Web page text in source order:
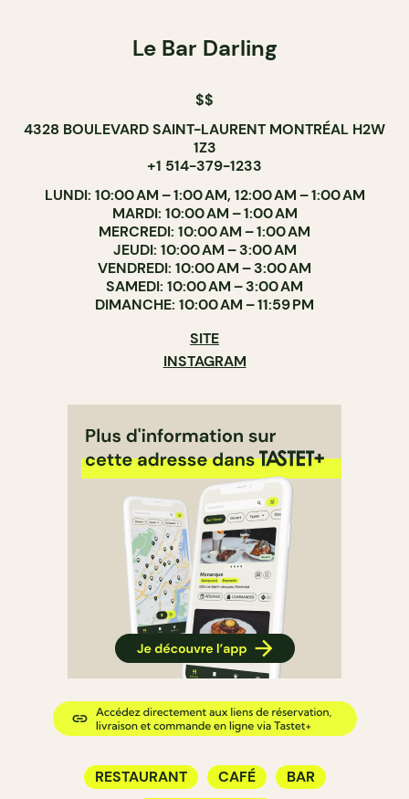
Le Bar Darling
$$
4328 BOULEVARD SAINT-LAURENT MONTRÉAL H2W
1Z3
+1 514-379-1233
LUNDI: 10:00 AM – 1:00 AM, 12:00 AM – 1:00 AM
MARDI: 10:00 AM – 1:00 AM
MERCREDI: 10:00 AM – 1:00 AM
JEUDI: 10:00 AM – 3:00 AM
VENDREDI: 10:00 AM – 3:00 AM
SAMEDI: 10:00 AM – 3:00 AM
DIMANCHE: 10:00 AM – 11:59 PM
SITE
INSTAGRAM
RESTAURANT CAFÉ
BAR